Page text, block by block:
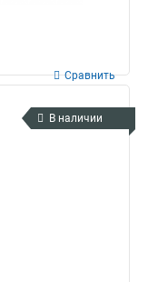
Сравнить
В наличии